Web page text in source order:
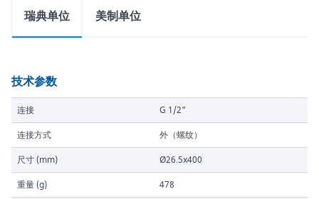
瑞典单位 美制单位
技术参数
连接
G 1/2"
连接方式
外（螺纹）
尺寸 (mm)
Ø26.5x400
重量 (g)
478